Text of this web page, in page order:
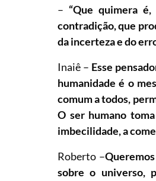
– “Que quimera
contradição, que
da incerteza e do
Inaiê – Esse
humanidade é o
comum a todos,
O ser humano
imbecilidade, a
Roberto –
sobre o universo,